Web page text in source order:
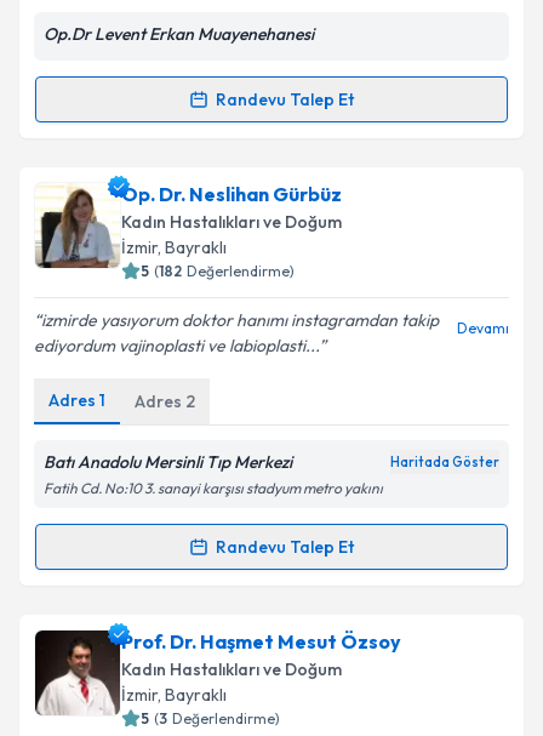
Kişisel verilerimin işlenmesine ilişkin
kapsamda işlenmesini kabul ediyorum.
Op.Dr Levent Erkan Muayenehanesi
Randevu Talep Et
Randevu Takvimi Talebi
Op. Dr. Levent Erkaniçin randevu takvimi talebi
oluşturun. Size bu uzmandan randevu almanız için bir
takvim hazırlandığında e-posta ile bilgilendireceğiz.
Kişisel verilerimin işlenmesine ilişkin
kapsamda işlenmesini kabul ediyorum.
Takvim Talebini Gönder
Op. Dr. Neslihan Gürbüz
Kadın Hastalıkları ve Doğum
İzmir, Bayraklı
5 (182 Değerlendirme)
izmirde yasıyorum doktor hanımı instagramdan takip
ediyordum vajinoplasti ve labioplasti...
Devamı
Adres 1 Adres 2
Batı Anadolu Mersinli Tıp Merkezi Haritada Göster
Fatih Cd. No:10 3. sanayi karşısı stadyum metro yakını
Randevu Talep Et
Randevu Takvimi Talebi
Op. Dr. Neslihan Gürbüziçin randevu takvimi talebi
oluşturun. Size bu uzmandan randevu almanız için bir
takvim hazırlandığında e-posta ile bilgilendireceğiz.
Prof. Dr. Haşmet Mesut Özsoy
Kadın Hastalıkları ve Doğum
İzmir, Bayraklı
5 (3 Değerlendirme)